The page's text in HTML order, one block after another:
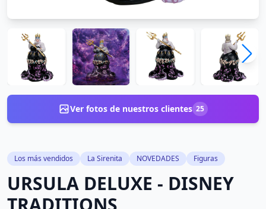
Ver fotos de nuestros clientes 25
Los más vendidos La Sirenita NOVEDADES Figuras
URSULA DELUXE - DISNEY